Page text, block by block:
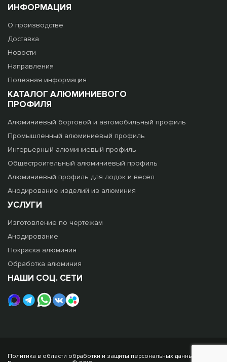
ИНФОРМАЦИЯ
О производстве
Доставка
Новости
Направления
Полезная информация
КАТАЛОГ АЛЮМИНИЕВОГО
ПРОФИЛЯ
Алюминиевый бортовой и автомобильный профиль
Промышленный алюминиевый профиль
Интерьерный алюминиевый профиль
Общестроительный алюминиевый профиль
Алюминиевый профиль для лодок и весел
Анодирование изделий из алюминия
УСЛУГИ
Изготовление по чертежам
Анодирование
Покраска алюминия
Обработка алюминия
НАШИ СОЦ. СЕТИ
Политика в области обработки и защиты персональных данных